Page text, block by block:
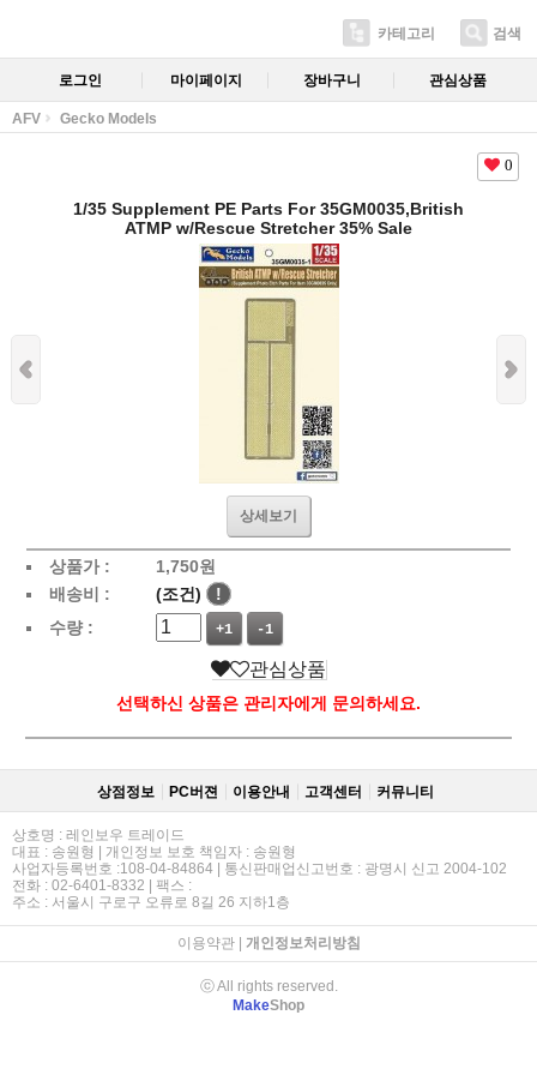
카테고리 검색
로그인 마이페이지 장바구니 관심상품
AFV Gecko Models
0
1/35 Supplement PE Parts For 35GM0035,British
ATMP w/Rescue Stretcher 35% Sale
상세보기
상품가 : 1,750원
배송비 :
(조건)
!
수량 :
+1 -1
관심상품
선택하신 상품은 관리자에게 문의하세요.
상점정보 PC버젼 이용안내 고객센터 커뮤니티
상호명 : 레인보우 트레이드
대표 : 송원형 | 개인정보 보호 책임자 : 송원형
사업자등록번호 :108-04-84864 | 통신판매업신고번호 : 광명시 신고 2004-102
전화 : 02-6401-8332 | 팩스 :
주소 : 서울시 구로구 오류로 8길 26 지하1층
이용약관| 개인정보처리방침
ⓒ All rights reserved.
MakeShop